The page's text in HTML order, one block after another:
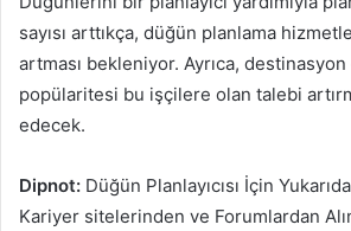
sayısı arttıkça, düğün planlama
artması bekleniyor. Ayrıca,
popülaritesi bu işçilere olan talebi
edecek.
Dipnot: Düğün Planlayıcısı İçin
Kariyer sitelerinden ve Forumlardan